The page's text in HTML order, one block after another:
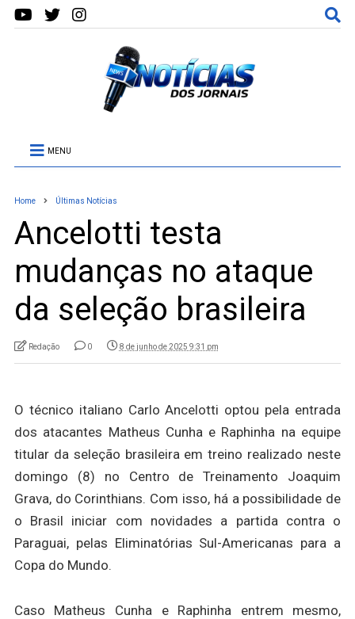
MENU
Home Últimas Notícias
Ancelotti testa
mudanças no ataque
da seleção brasileira
Redação 0 8 de junho de 2025 9:31 pm
O técnico italiano Carlo Ancelotti optou pela entrada
dos atacantes Matheus Cunha e Raphinha na equipe
titular da seleção brasileira em treino realizado neste
domingo (8) no Centro de Treinamento Joaquim
Grava, do Corinthians. Com isso, há a possibilidade de
o Brasil iniciar com novidades a partida contra o
Paraguai, pelas Eliminatórias Sul-Americanas para a
Copa do Mundo.
Caso Matheus Cunha e Raphinha entrem mesmo,